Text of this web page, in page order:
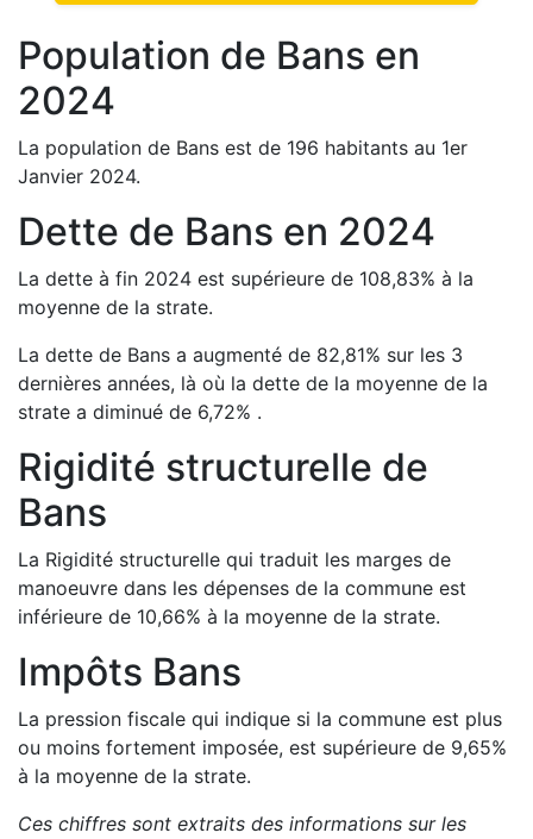
Population de Bans en
2024
La population de Bans est de 196 habitants au 1er
Janvier 2024.
Dette de Bans en 2024
La dette à fin 2024 est supérieure de 108,83% à la
moyenne de la strate.
La dette de Bans a augmenté de 82,81% sur les 3
dernières années, là où la dette de la moyenne de la
strate a diminué de 6,72% .
Rigidité structurelle de
Bans
La Rigidité structurelle qui traduit les marges de
manoeuvre dans les dépenses de la commune est
inférieure de 10,66% à la moyenne de la strate.
Impôts Bans
La pression fiscale qui indique si la commune est plus
ou moins fortement imposée, est supérieure de 9,65%
à la moyenne de la strate.
Ces chiffres sont extraits des informations sur les